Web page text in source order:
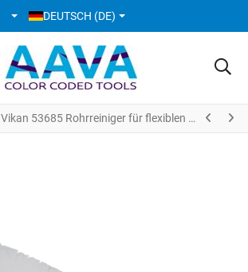
SPRACHE AUSWÄHLEN
DEUTSCH (DE)
Vikan 53685 Rohrreiniger für flexiblen Stiel Ø40 mm 200 mm medium weiss